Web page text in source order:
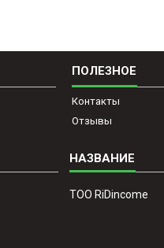
ПОЛЕЗНОЕ
Контакты
Отзывы
ТОО RiDincome